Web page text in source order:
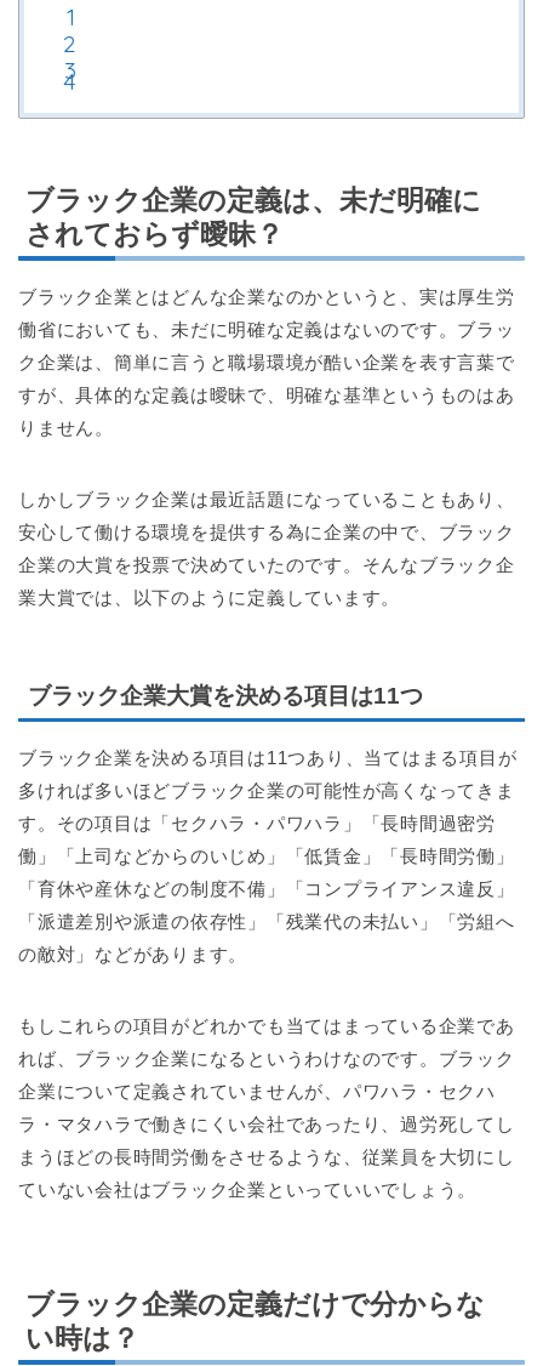
ブラック企業の定義は、未だ明確に
されておらず曖昧？
ブラック企業とはどんな企業なのかというと、実は厚生労
働省においても、未だに明確な定義はないのです。ブラッ
ク企業は、簡単に言うと職場環境が酷い企業を表す言葉で
すが、具体的な定義は曖昧で、明確な基準というものはあ
りません。
しかしブラック企業は最近話題になっていることもあり、
安心して働ける環境を提供する為に企業の中で、ブラック
企業の大賞を投票で決めていたのです。そんなブラック企
業大賞では、以下のように定義しています。
ブラック企業大賞を決める項目は11つ
ブラック企業を決める項目は11つあり、当てはまる項目が
多ければ多いほどブラック企業の可能性が高くなってきま
す。その項目は「セクハラ・パワハラ」「長時間過密労
働」「上司などからのいじめ」「低賃金」「長時間労働」
「育休や産休などの制度不備」「コンプライアンス違反」
「派遣差別や派遣の依存性」「残業代の未払い」「労組へ
の敵対」などがあります。
もしこれらの項目がどれかでも当てはまっている企業であ
れば、ブラック企業になるというわけなのです。ブラック
企業について定義されていませんが、パワハラ・セクハ
ラ・マタハラで働きにくい会社であったり、過労死してし
まうほどの長時間労働をさせるような、従業員を大切にし
ていない会社はブラック企業といっていいでしょう。
ブラック企業の定義だけで分からな
い時は？